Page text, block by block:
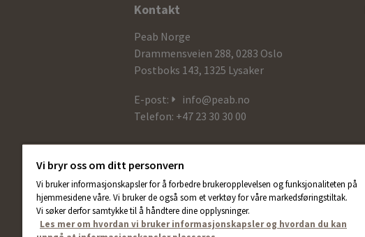
Ytterligere
informasjon
og
kontaktdetaljer
Kontakt
Peab Norge
Drammensveien 288, 0283 Oslo
Postboks 143, 1325 Lysaker
E-post:
info@peab.no
Telefon: +47 23 30 30 00
Vi bryr oss om ditt personvern
Vi bruker informasjonskapsler for å forbedre brukeropplevelsen og funksjonaliteten på
hjemmesidene våre. Vi bruker de også som et verktøy for våre markedsføringstiltak.
Vi søker derfor samtykke til å håndtere dine opplysninger.
Les mer om hvordan vi bruker informasjonskapsler og hvordan du kan